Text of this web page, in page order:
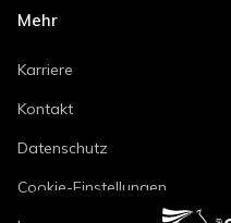
Mehr
Karriere
Kontakt
Datenschutz
Cookie-Einstellungen